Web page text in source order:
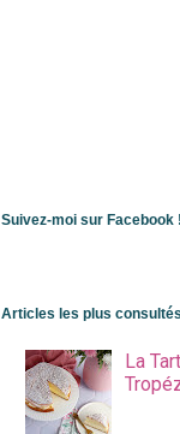
Suivez-moi sur Facebook !
Articles les plus consultés
La